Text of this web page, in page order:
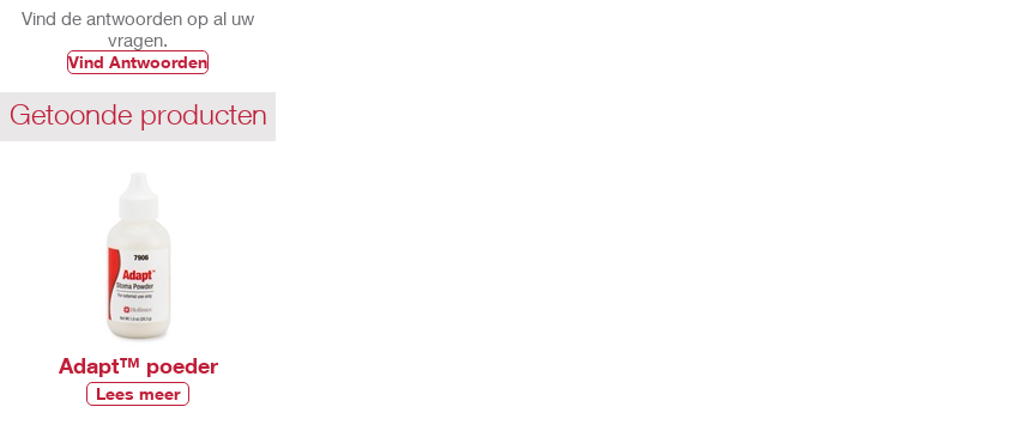
Vind de antwoorden op al uw
vragen.
Vind Antwoorden
Getoonde producten
Adapt™ poeder
Lees meer